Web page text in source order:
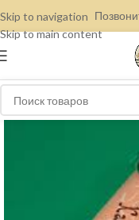
Skip to navigation
Skip to main content